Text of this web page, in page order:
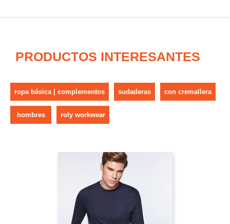
PRODUCTOS INTERESANTES
ropa básica | complementos sudaderas con cremallera
hombres roly workwear